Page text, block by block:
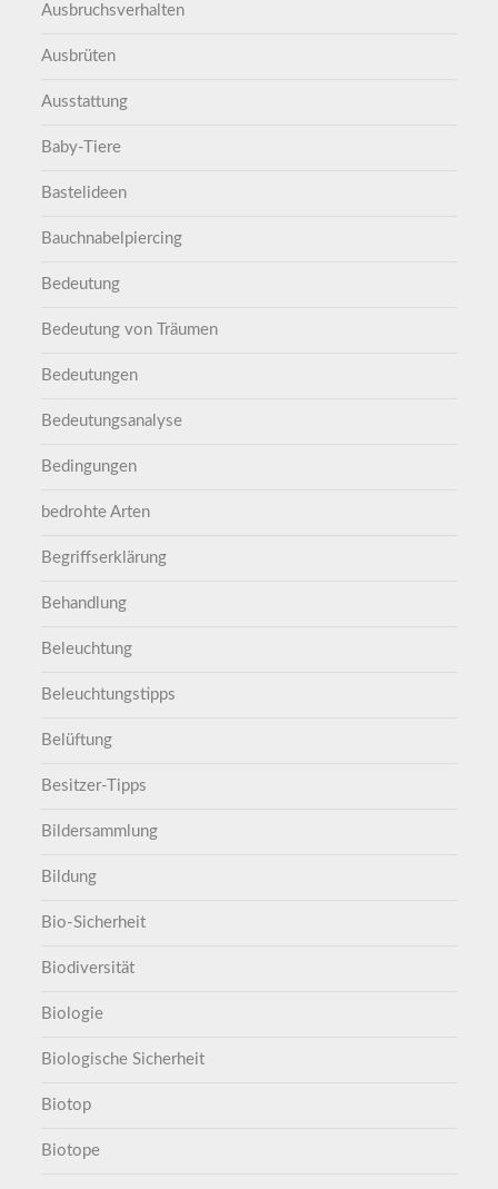
Ausbruchsverhalten
Ausbrüten
Ausstattung
Baby-Tiere
Bastelideen
Bauchnabelpiercing
Bedeutung
Bedeutung von Träumen
Bedeutungen
Bedeutungsanalyse
Bedingungen
bedrohte Arten
Begriffserklärung
Behandlung
Beleuchtung
Beleuchtungstipps
Belüftung
Besitzer-Tipps
Bildersammlung
Bildung
Bio-Sicherheit
Biodiversität
Biologie
Biologische Sicherheit
Biotop
Biotope